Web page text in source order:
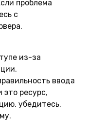
проблема
с
из-за
ввода
ресурс,
убедитесь,